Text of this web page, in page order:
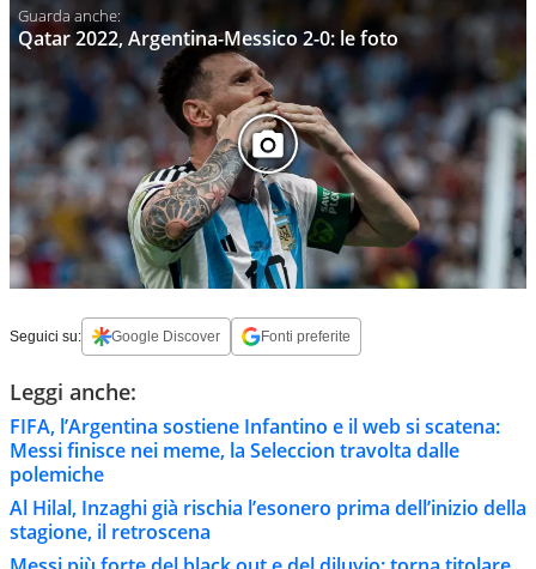
Qatar 2022, Argentina-Messico 2-0: le foto
Seguici su: Google Discover Fonti preferite
Leggi anche:
FIFA, l’Argentina sostiene Infantino e il web si scatena:
Messi finisce nei meme, la Seleccion travolta dalle
polemiche
Al Hilal, Inzaghi già rischia l’esonero prima dell’inizio della
stagione, il retroscena